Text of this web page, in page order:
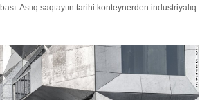
Astıq saqtaytın tarihi konteynerden industriyalıq